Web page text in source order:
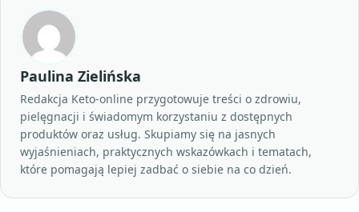
Paulina Zielińska
Redakcja Keto-online przygotowuje treści o zdrowiu,
pielęgnacji i świadomym korzystaniu z dostępnych
produktów oraz usług. Skupiamy się na jasnych
wyjaśnieniach, praktycznych wskazówkach i tematach,
które pomagają lepiej zadbać o siebie na co dzień.